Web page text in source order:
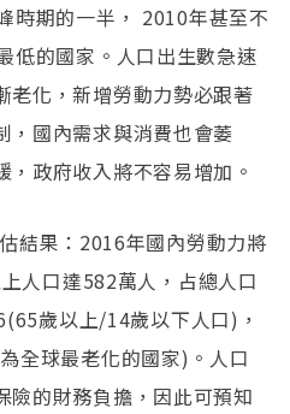
時期的一半， 2010年甚至不
低的國家。人口出生數急速
老化，新增勞動力勢必跟著
，國內需求與消費也會萎
政府收入將不容易增加。
結果：2016年國內勞動力將
人口達582萬人，占總人口
歲以上/14歲以下人口)，
全球最老化的國家)。人口
險的財務負擔，因此可預知